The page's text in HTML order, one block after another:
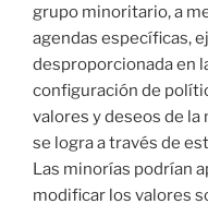
grupo minoritario, a
agendas específicas,
desproporcionada en
configuración de
valores y deseos de la
se logra a través de
Las minorías podrían
modificar los valores